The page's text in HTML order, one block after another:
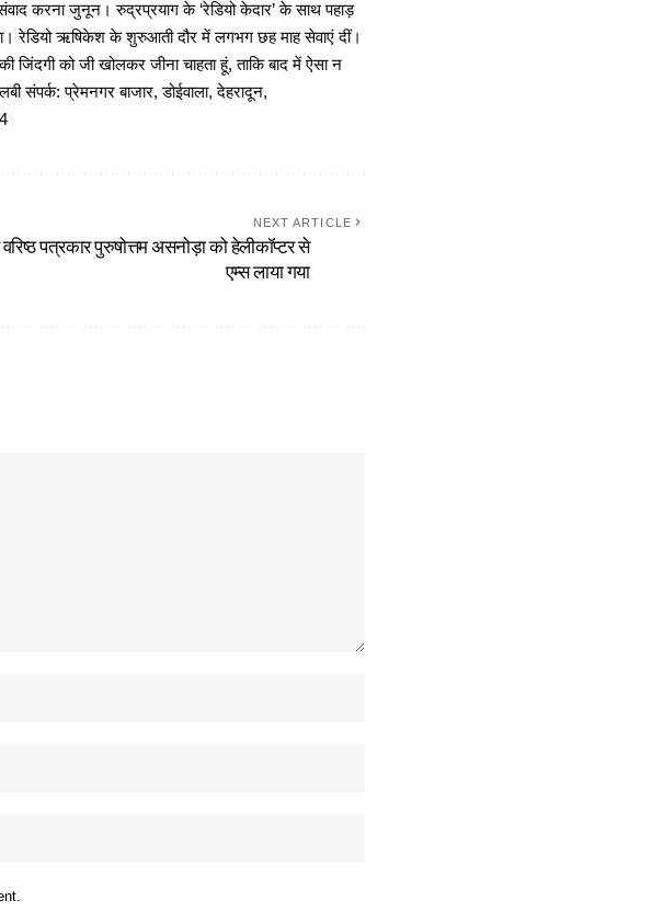
करना जुनून। रुद्रप्रयाग के ‘रेडियो केदार’ के साथ पहाड़
रेडियो ऋषिकेश के शुरुआती दौर में लगभग छह माह सेवाएं दीं।
जिंदगी को जी खोलकर जीना चाहता हूं, ताकि बाद में ऐसा न
संपर्क: प्रेमनगर बाजार, डोईवाला, देहरादून,
NEXT ARTICLE
पत्रकार पुरुषोत्तम असनोड़ा को हेलीकॉप्टर से
एम्स लाया गया